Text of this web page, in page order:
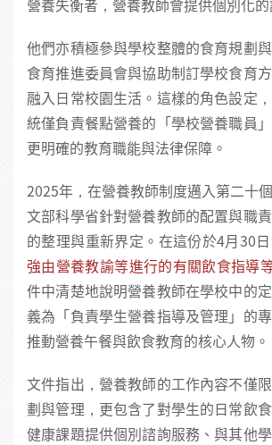
營養失衡者，營養教師會提供個別化的
他們亦積極參與學校整體的食育規劃
食育推進委員會與協助制訂學校食育
融入日常校園生活。這樣的角色設定
統僅負責餐點營養的「學校營養職員
更明確的教育職能與法律保障。
2025年，在營養教師制度邁入第二十
文部科學省針對營養教師的配置與職
的整理與重新界定。在這份於4月30
強由營養教諭等進行的有關飲食指導等
件中清楚地說明營養教師在學校中的
義為「負責學生營養指導及管理」的
推動營養午餐與飲食教育的核心人物。
文件指出，營養教師的工作內容不僅
劃與管理，更包含了對學生的日常飲
健康課題提供個別諮詢服務、與其他